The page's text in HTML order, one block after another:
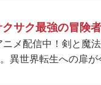
クサク最強の冒険者
ニメ配信中！剣と魔
異世界転生への扉が